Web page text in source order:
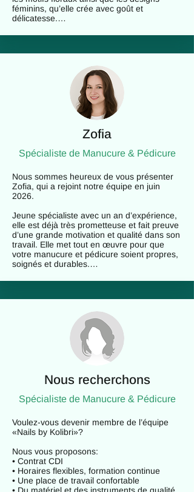
de vous offrir un service d'exception.
féminins, qu’elle crée avec goût et
délicatesse.
Forte d’une solide expérience, Zoriana se
Pour des ongles soignés et élégants, faites
confiance à Zoriana.
Zofia
Spécialiste de Manucure & Pédicure
Nous sommes heureux de vous présenter
Zofia, qui a rejoint notre équipe en juin
2026.
Jeune spécialiste avec un an d’expérience,
elle est déjà très prometteuse et fait preuve
d’une grande motivation et qualité dans son
travail. Elle met tout en œuvre pour que
votre manucure et pédicure soient propres,
soignés et durables.
Attentive aux détails et rigoureuse dans sa
prestation. Elle est également à l’écoute de
vos envies et de votre humeur, afin de vous
offrir un moment agréable et un résultat
parfaitement adapté.
Zofia parle polonais, anglais et allemand.
Nous vous invitons à prendre rendez-vous
vous pourriez bien devenir l’une de ses
Nous recherchons
Spécialiste de Manucure & Pédicure
Voulez-vous devenir membre de l’équipe
«Nails by Kolibri»?
Nous vous proposons:
• Contrat CDI
• Horaires flexibles, formation continue
• Une place de travail confortable